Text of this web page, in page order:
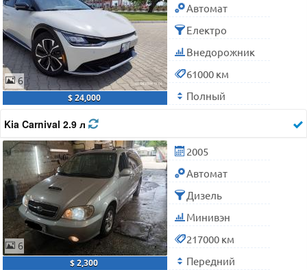
6
$ 24,000
Автомат
Електро
Внедорожник
61000 км
Полный
Kia Carnival 2.9 л
6
$ 2,300
2005
Автомат
Дизель
Минивэн
217000 км
Передний